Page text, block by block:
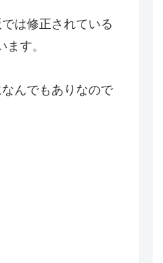
は修正されている
す。
んでもありなので